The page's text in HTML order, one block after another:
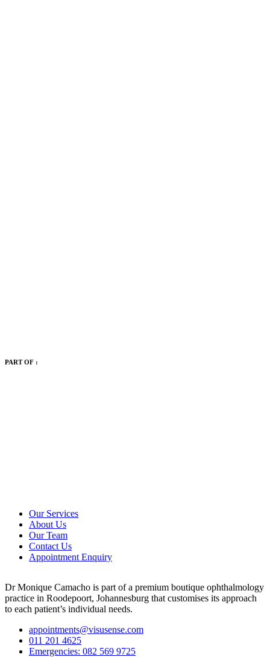
PART OF :
Our Services
About Us
Our Team
Contact Us
Appointment Enquiry
Dr Monique Camacho is part of a premium boutique ophthalmology
practice in Roodepoort, Johannesburg that customises its approach
to each patient’s individual needs.
appointments@visusense.com
011 201 4625
Emergencies: 082 569 9725